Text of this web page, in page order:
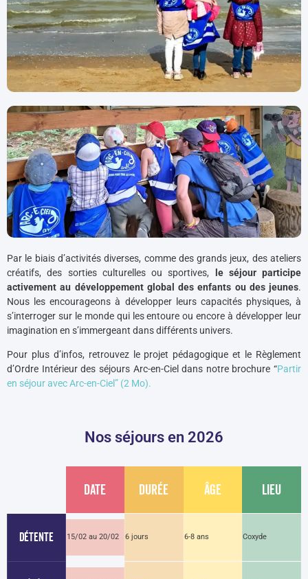
Par le biais d’activités diverses, comme des grands jeux, des ateliers
créatifs, des sorties culturelles ou sportives,
le séjour participe
activement au développement global des enfants ou des jeunes.
Nous les encourageons à développer leurs capacités physiques, à
s’interroger sur le monde qui les entoure ou encore à développer leur
imagination en s’immergeant dans différents univers.
Pour plus d’infos, retrouvez le projet pédagogique et le Règlement
d’Ordre Intérieur des séjours Arc-en-Ciel dans notre brochure “Partir
en séjour avec Arc-en-Ciel” (2 Mo).
Nos séjours en 2026
Date Durée Âge Lieu
Détente 15/02 au 20/02 6 jours 6-8 ans Coxyde